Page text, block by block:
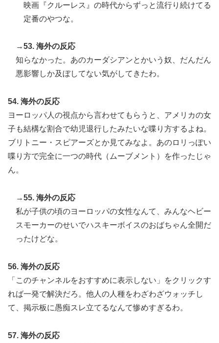
映画『クルーレス』の時代からずっと流行り続けてる
定番のやつな。
→53. 海外の反応
知らなかった。あのカーダシアンとかいう奴、だんだん
悪影響しか及ぼしてない気がしてきたわ。
54. 海外の反応
ヨーロッパ人の視点から言わせてもらうと、アメリカの女
子も結構な割合で幼児退行したみたいな喋り方するよね。
ブリトニー・スピアーズとか見てみなよ。あのロリっぽい
喋り方で完全に一つの時代（ムーブメント）を作ったじゃ
ん。
→55. 海外の反応
私が子供の頃のヨーロッパの女性なんて、みんなヘビー
スモーカーのせいでハスキーボイスのおばちゃん全開だ
ったけどな。
56. 海外の反応
「このチャンネルをおすすめに表示しない」をクリックす
れば一発で解決だろ。他人の人種をわざわざウォッチし
て、掲示板に愚痴スレ立てるなんて惨めすぎるわ。
57. 海外の反応